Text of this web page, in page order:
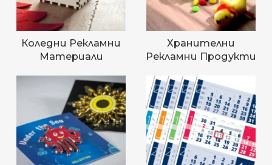
Коледни Рекламни
Материали
Хранителни
Рекламни Продукти